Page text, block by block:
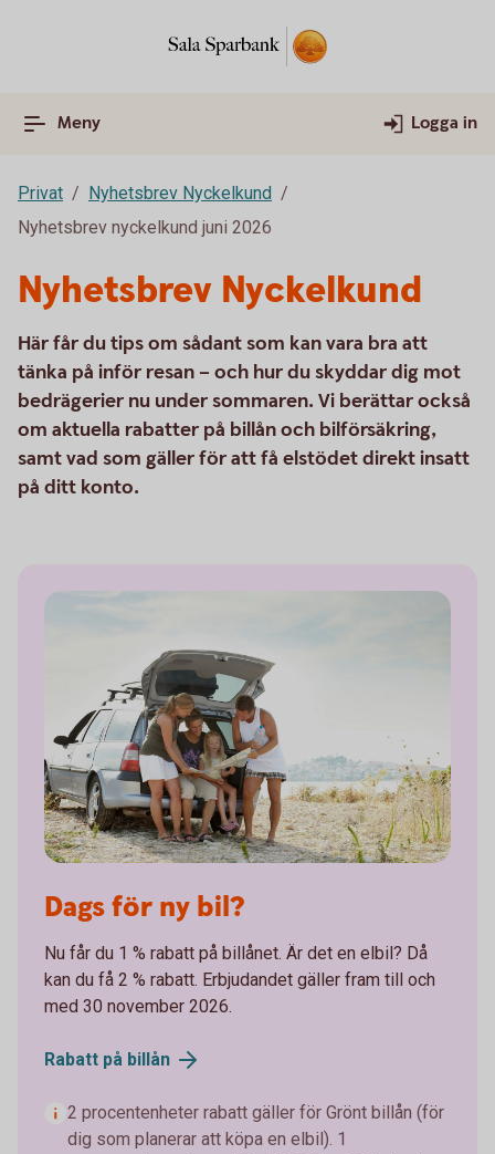
Meny Logga in
Privat
Nyhetsbrev Nyckelkund
Nyhetsbrev nyckelkund juni 2026
Nyhetsbrev Nyckelkund
Här får du tips om sådant som kan vara bra att
tänka på inför resan – och hur du skyddar dig mot
bedrägerier nu under sommaren. Vi berättar också
om aktuella rabatter på billån och bilförsäkring,
samt vad som gäller för att få elstödet direkt insatt
på ditt konto.
Dags för ny bil?
Nu får du 1 % rabatt på billånet. Är det en elbil? Då
kan du få 2 % rabatt. Erbjudandet gäller fram till och
med 30 november 2026.
Rabatt på billån
2 procentenheter rabatt gäller för Grönt billån (för
dig som planerar att köpa en elbil). 1